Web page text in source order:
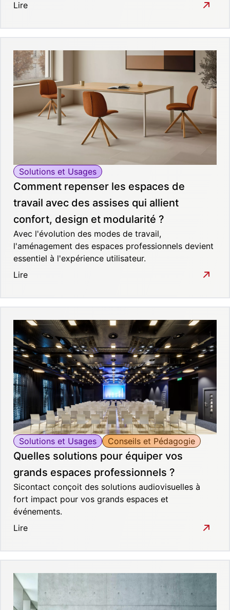
Lire
Solutions et Usages
Comment repenser les espaces de
travail avec des assises qui allient
confort, design et modularité ?
Avec l'évolution des modes de travail,
l'aménagement des espaces professionnels devient
essentiel à l'expérience utilisateur.
Lire
Solutions et Usages Conseils et Pédagogie
Quelles solutions pour équiper vos
grands espaces professionnels ?
Sicontact conçoit des solutions audiovisuelles à
fort impact pour vos grands espaces et
événements.
Lire